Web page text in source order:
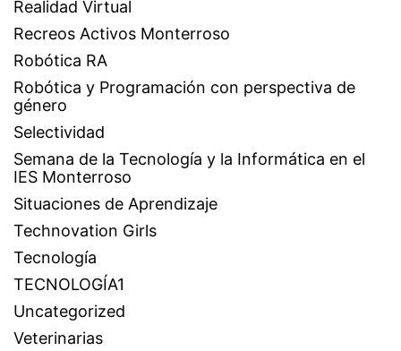
Realidad Virtual
Recreos Activos Monterroso
Robótica RA
Robótica y Programación con perspectiva de
género
Selectividad
Semana de la Tecnología y la Informática en el
IES Monterroso
Situaciones de Aprendizaje
Technovation Girls
Tecnología
TECNOLOGÍA1
Uncategorized
Veterinarias